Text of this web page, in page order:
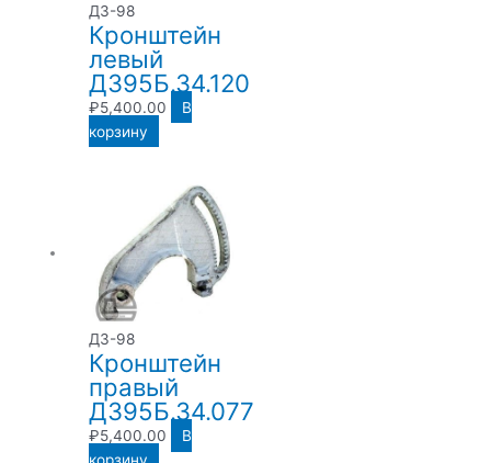
ДЗ-98
Кронштейн
левый
Д395Б.34.120
₽5,400.00
В
корзину
ДЗ-98
Кронштейн
правый
Д395Б.34.077
₽5,400.00
В